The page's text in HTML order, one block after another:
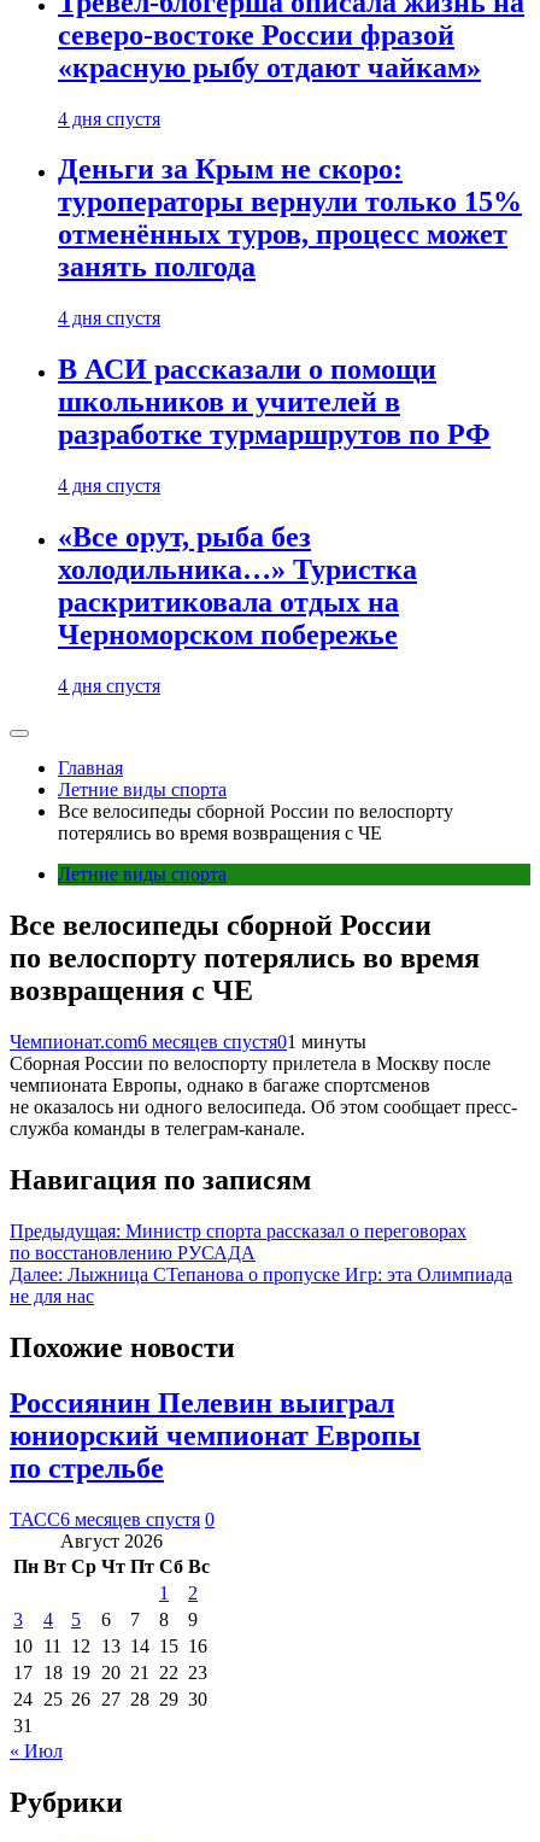
северо-востоке России фразой
«красную рыбу отдают чайкам»
4 дня спустя
Деньги за Крым не скоро:
туроператоры вернули только 15%
отменённых туров, процесс может
занять полгода
4 дня спустя
В АСИ рассказали о помощи
школьников и учителей в
разработке турмаршрутов по РФ
4 дня спустя
«Все орут, рыба без
холодильника…» Туристка
раскритиковала отдых на
Черноморском побережье
4 дня спустя
Главная
Летние виды спорта
Все велосипеды сборной России по велоспорту
потерялись во время возвращения с ЧЕ
Летние виды спорта
Все велосипеды сборной России
по велоспорту потерялись во время
возвращения с ЧЕ
Чемпионат.com6 месяцев спустя01 минуты
Сборная России по велоспорту прилетела в Москву после
чемпионата Европы, однако в багаже спортсменов
не оказалось ни одного велосипеда. Об этом сообщает пресс-
служба команды в телеграм-канале.
Навигация по записям
Предыдущая: Министр спорта рассказал о переговорах
по восстановлению РУСАДА
Далее: Лыжница СТепанова о пропуске Игр: эта Олимпиада
не для нас
Похожие новости
Россиянин Пелевин выиграл
юниорский чемпионат Европы
по стрельбе
ТАСС6 месяцев спустя 0
Август 2026
Пн Вт Ср Чт Пт Сб Вс
1
2
3
4 5 6 7 8
9
10 11 12 13 14 15 16
17 18 19 20 21 22 23
24 25 26 27 28 29 30
31
« Июл
Рубрики